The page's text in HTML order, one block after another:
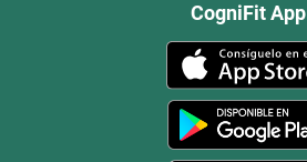
CogniFit App